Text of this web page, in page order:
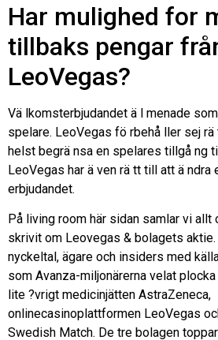
Har mulighed for
tillbaks pengar
LeoVegas?
Vä lkomsterbjudandet ä l menade
spelare. LeoVegas fö rbehå ller sej rä
helst begrä nsa en spelares tillgå ng
LeoVegas har ä ven rä tt till att ä ndra
erbjudandet.
På living room här sidan samlar vi allt
skrivit om Leovegas & bolagets
nyckeltal, ägare och insiders med
som Avanza-miljonärerna velat
lite ?vrigt medicinjätten AstraZeneca,
onlinecasinoplattformen LeoVegas
Swedish Match. De tre bolagen